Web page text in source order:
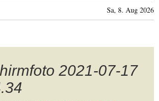
Sa, 8. Aug 2026
2021-07-17